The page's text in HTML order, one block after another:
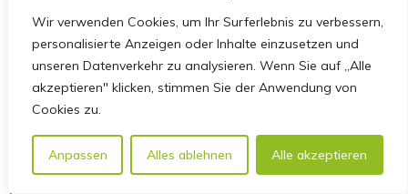
Wir verwenden Cookies, um Ihr Surferlebnis zu verbessern,
personalisierte Anzeigen oder Inhalte einzusetzen und
unseren Datenverkehr zu analysieren. Wenn Sie auf „Alle
akzeptieren" klicken, stimmen Sie der Anwendung von
Cookies zu.
Anpassen Alles ablehnen Alle akzeptieren